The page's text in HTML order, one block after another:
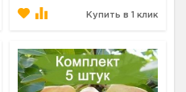
Купить в 1 клик